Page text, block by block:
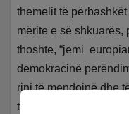
themelit të
mërite e së shkuarës,
thoshte, “jemi
demokracinë
rinj të mendojnë dhe
të një kontinenti